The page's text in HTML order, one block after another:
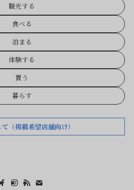
観光する
食べる
泊まる
体験する
買う
暮らす
（掲載希望店舗向け）